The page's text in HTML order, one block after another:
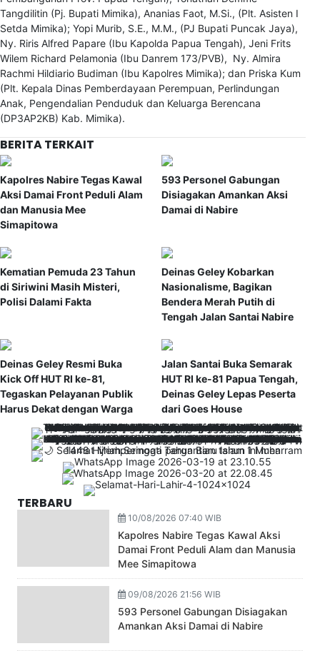
Tangdilitin (Pj. Bupati Mimika), Ananias Faot, M.Si., (Plt. Asisten I
Setda Mimika); Yopi Murib, S.E., M.M., (PJ Bupati Puncak Jaya),
Ny. Riris Alfred Papare (Ibu Kapolda Papua Tengah), Jeni Frits
Wilem Richard Pelamonia (Ibu Danrem 173/PVB), Ny. Almira
Rachmi Hildiario Budiman (Ibu Kapolres Mimika); dan Priska Kum
(Plt. Kepala Dinas Pemberdayaan Perempuan, Perlindungan
Anak, Pengendalian Penduduk dan Keluarga Berencana
(DP3AP2KB) Kab. Mimika).
BERITA TERKAIT
Kapolres Nabire Tegas Kawal
Aksi Damai Front Peduli Alam
dan Manusia Mee
Simapitowa
593 Personel Gabungan
Disiagakan Amankan Aksi
Damai di Nabire
Kematian Pemuda 23 Tahun
di Siriwini Masih Misteri,
Polisi Dalami Fakta
Deinas Geley Kobarkan
Nasionalisme, Bagikan
Bendera Merah Putih di
Tengah Jalan Santai Nabire
Deinas Geley Resmi Buka
Kick Off HUT RI ke-81,
Tegaskan Pelayanan Publik
Harus Dekat dengan Warga
Jalan Santai Buka Semarak
HUT RI ke-81 Papua Tengah,
Deinas Geley Lepas Peserta
dari Goes House
TERBARU
10/08/2026 07:40 WIB
Kapolres Nabire Tegas Kawal Aksi
Damai Front Peduli Alam dan Manusia
Mee Simapitowa
09/08/2026 21:56 WIB
593 Personel Gabungan Disiagakan
Amankan Aksi Damai di Nabire